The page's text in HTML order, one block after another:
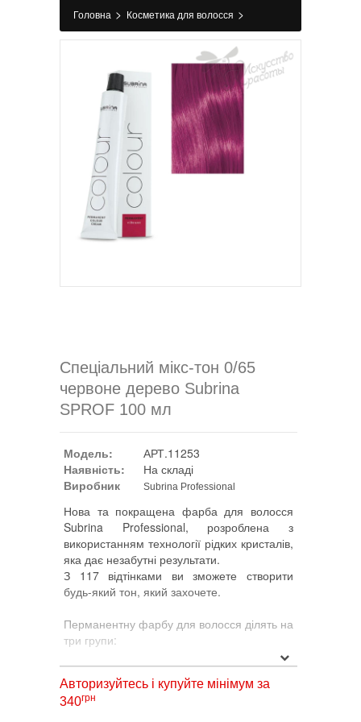
Головна > Косметика для волосся >
Фарбування>Фарба для волосся>
Спеціальний мікс-тон 0/65 червоне дерево
Subrina SPROF 100 мл
Спеціальний мікс-тон 0/65
червоне дерево Subrina
SPROF 100 мл
Модель:
АРТ.11253
Наявність:
На складі
Виробник
Subrina Professional
Нова та покращена фарба для волосся
Subrina Professional, розроблена з
використанням технології рідких кристалів,
яка дає незабутні результати.
З 117 відтінками ви зможете створити
будь-який тон, який захочете.
Перманентну фарбу для волосся ділять на
три групи:
1. ESSENTIAL включає всі поєднання
натуральних, золотих і коричневих
кольорів. Поповнився новими групами у
Авторизуйтесь і купуйте мінімум за
340грн